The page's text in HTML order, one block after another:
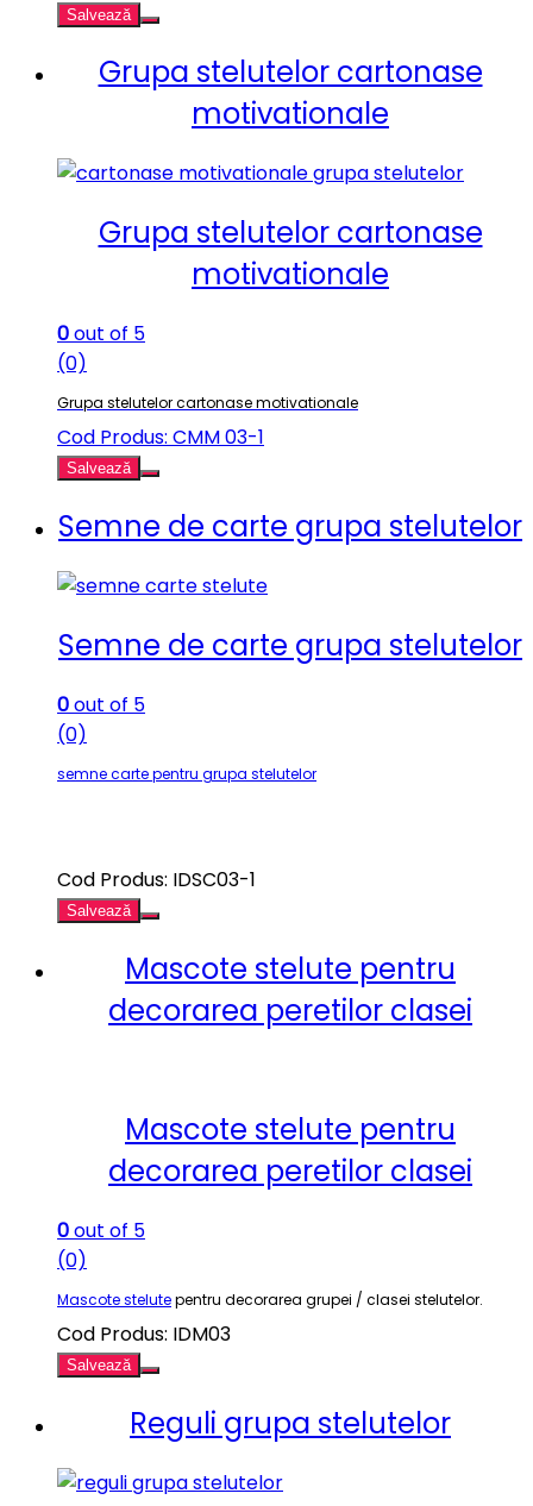
Salvează
Grupa stelutelor cartonase
motivationale
Grupa stelutelor cartonase
motivationale
0out of 5
(0)
Grupa stelutelor cartonase motivationale
Cod Produs: CMM 03-1
Salvează
Semne de carte grupa stelutelor
Semne de carte grupa stelutelor
0out of 5
(0)
semne carte pentru grupa stelutelor
Cod Produs: IDSC03-1
Salvează
Mascote stelute pentru
decorarea peretilor clasei
Mascote stelute pentru
decorarea peretilor clasei
0out of 5
(0)
Mascote stelutepentru decorarea grupei / clasei stelutelor.
Cod Produs: IDM03
Salvează
Reguli grupa stelutelor